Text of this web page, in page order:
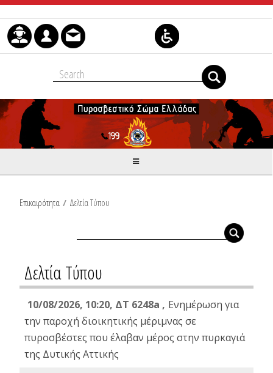
Μετάβαση στο περιεχόμενο
Επικαιρότητα / Δελτία Τύπου
Δελτία Τύπου
10/08/2026, 10:20, ΔΤ 6248a , Ενημέρωση για
την παροχή διοικητικής μέριμνας σε
πυροσβέστες που έλαβαν μέρος στην πυρκαγιά
της Δυτικής Αττικής